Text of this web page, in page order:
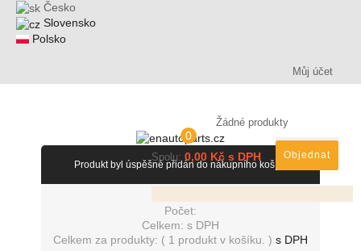
Česko
Slovensko
Polsko
Můj účet
0
Žádné produkty
Spolu: 0,00 Kč s DPH
Objednat
Produkt byl úspěšně přidán do nákupního košíku
Počet:
Celkem: s DPH
Celkem za produkty: ( 1 produkt v košíku. ) s DPH